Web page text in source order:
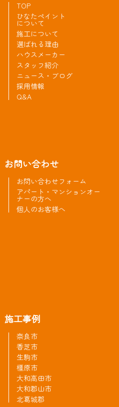
TOP
ひなたペイント
について
施工について
選ばれる理由
ハウスメーカー
スタッフ紹介
ニュース・ブログ
採用情報
Q&A
お問い合わせ
お問い合わせフォーム
アパート・マンションオー
ナーの方へ
個人のお客様へ
施工事例
奈良市
香芝市
生駒市
橿原市
大和高田市
大和郡山市
北葛城郡